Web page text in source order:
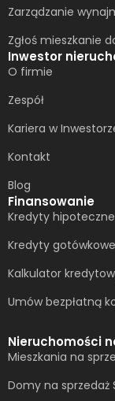
Zarządzanie
Zgłoś mieszkanie
Inwestor
O firmie
Zespół
Kariera w
Kontakt
Blog
Finansowanie
Kredyty hipoteczne
Kredyty gotówkowe
Kalkulator
Umów bezpłatną
Nieruchomości
Mieszkania na
Domy na sprzedaż